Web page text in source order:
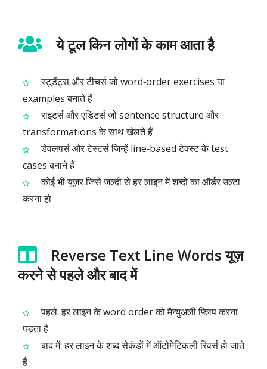
ये टूल किन लोगों के काम आता है
स्टूडेंट्स और टीचर्स जो word‑order exercises या
examples बनाते हैं
राइटर्स और एडिटर्स जो sentence structure और
transformations के साथ खेलते हैं
डेवलपर्स और टेस्टर्स जिन्हें line‑based टेक्स्ट के test
cases बनाने हैं
कोई भी यूज़र जिसे जल्दी से हर लाइन में शब्दों का ऑर्डर उल्टा
करना हो
Reverse Text Line Words यूज़
करने से पहले और बाद में
पहले: हर लाइन के word order को मैन्युअली फ्लिप करना
पड़ता है
बाद में: हर लाइन के शब्द सेकंडों में ऑटोमेटिकली रिवर्स हो जाते
हैं